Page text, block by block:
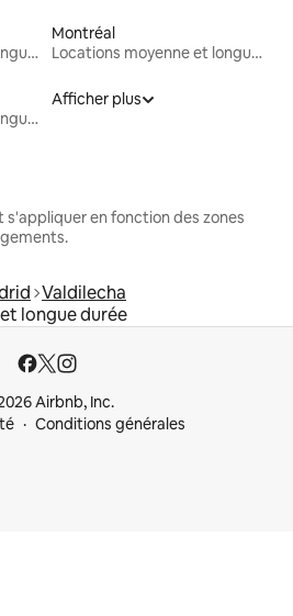
Locations moyenne et longue durée
Montréal
Locations moyenne et longue durée
Locations moyenne et longue durée
Afficher plus
s'appliquer en fonction des zones
Valdilecha
longue durée
Airbnb, Inc.
Conditions générales